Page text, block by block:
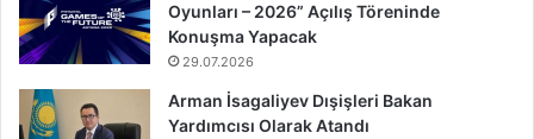
Oyunları – 2026” Açılış Töreninde
Konuşma Yapacak
29.07.2026
Arman İsagaliyev Dışişleri Bakan
Yardımcısı Olarak Atandı